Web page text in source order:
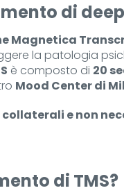
di deep
Magnetica
la patologia
è composto di 20
Mood Center di
e non
di TMS?